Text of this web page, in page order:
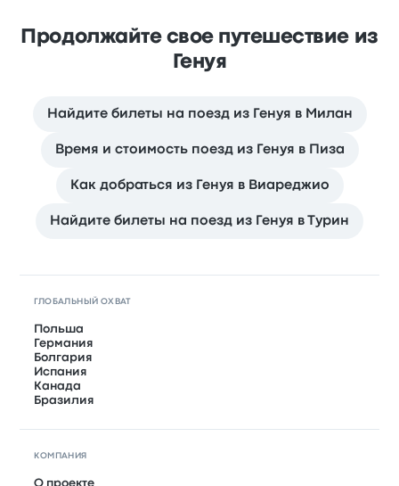
Продолжайте свое путешествие из
Генуя
Найдите билеты на поезд из Генуя в Милан
Время и стоимость поезд из Генуя в Пиза
Как добраться из Генуя в Виареджио
Найдите билеты на поезд из Генуя в Турин
ГЛОБАЛЬНЫЙ ОХВАТ
Польша
Германия
Болгария
Испания
Канада
Бразилия
КОМПАНИЯ
О проекте